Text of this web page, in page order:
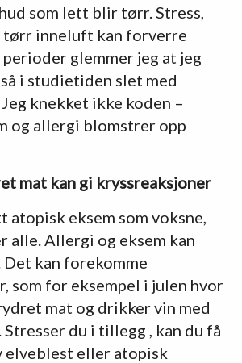
som lett blir tørr. Stress,
tørr inneluft kan forverre
perioder glemmer jeg at jeg
i studietiden slet med
knekket ikke koden –
og allergi blomstrer opp
mat kan gi kryssreaksjoner
atopisk eksem som voksne,
alle. Allergi og eksem kan
kan forekomme
som for eksempel i julen hvor
mat og drikker vin med
Stresser du i tillegg , kan du få
elveblest eller atopisk